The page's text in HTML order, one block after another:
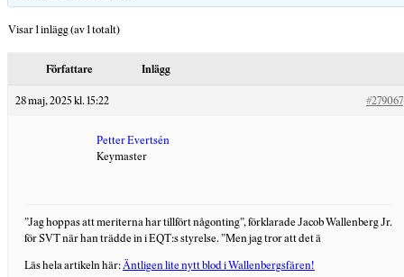
Visar 1 inlägg (av 1 totalt)
Författare Inlägg
28 maj, 2025 kl. 15:22 #279067
Petter Evertsén
Keymaster
”Jag hoppas att meriterna har tillfört någonting”, förklarade Jacob Wallenberg Jr.
för SVT när han trädde in i EQT:s styrelse. ”Men jag tror att det ä
Läs hela artikeln här:Äntligen lite nytt blod i Wallenbergsfären!